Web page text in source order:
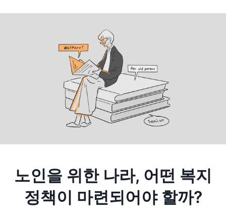
노인을 위한 나라, 어떤 복지
정책이 마련되어야 할까?